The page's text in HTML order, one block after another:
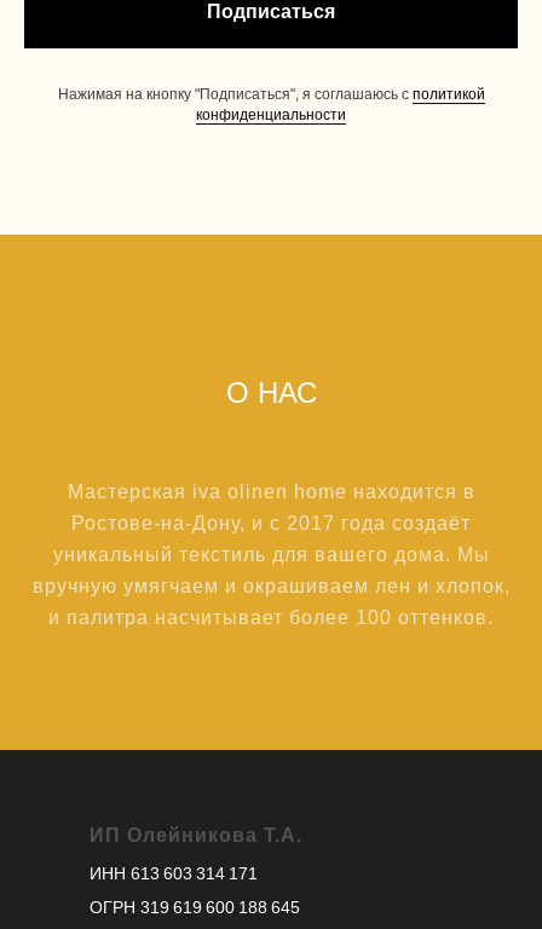
Подписаться
Нажимая на кнопку "Подписаться", я соглашаюсь с политикой
конфиденциальности
О НАС
Мастерская iva olinen home находится в
Ростове-на-Дону, и с 2017 года создаёт
уникальный текстиль для вашего дома. Мы
вручную умягчаем и окрашиваем лен и хлопок,
и палитра насчитывает более 100 оттенков.
ИП Олейникова Т.А.
ИНН 613 603 314 171
ОГРН 319 619 600 188 645